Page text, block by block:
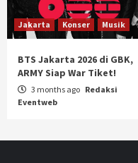
Jakarta Konser Musik
BTS Jakarta 2026 di GBK,
ARMY Siap War Tiket!
3 months ago Redaksi
Eventweb